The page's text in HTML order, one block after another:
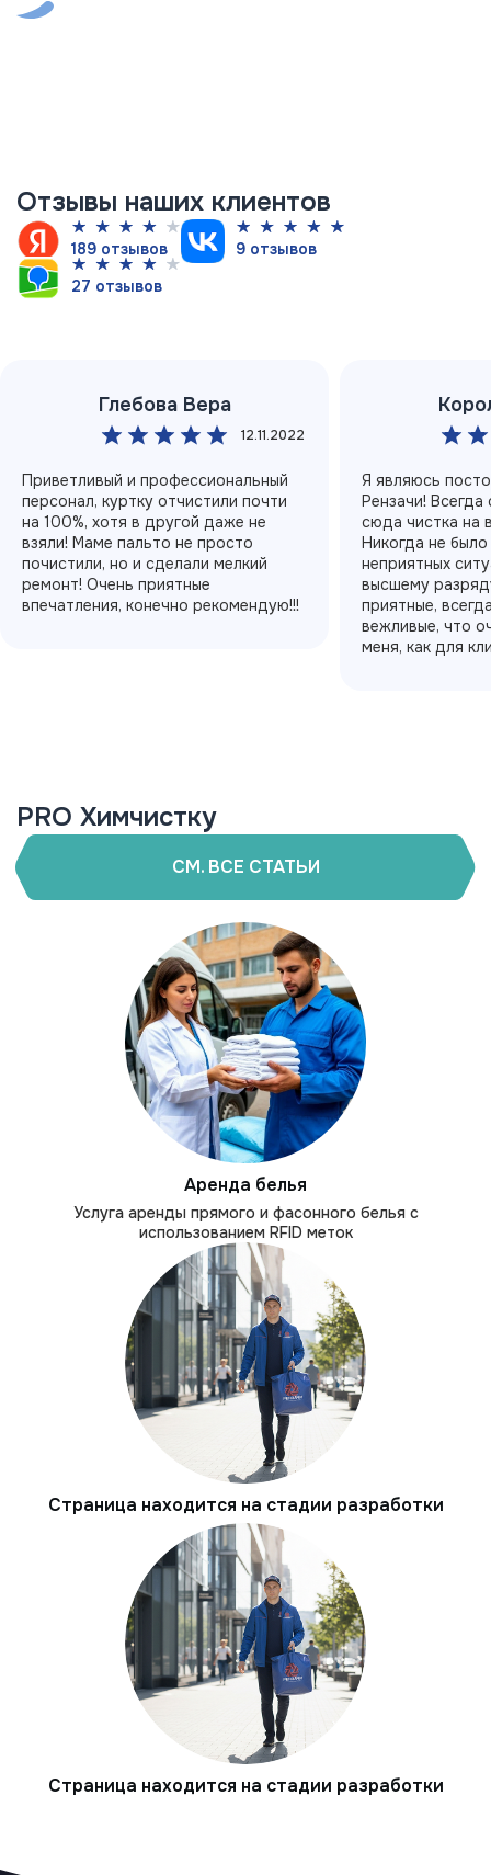
Отзывы наших клиентов
189 отзывов
9 отзывов
27 отзывов
Глебова Вера
12.11.2022
Приветливый и профессиональный
персонал, куртку отчистили почти
на 100%, хотя в другой даже не
взяли! Маме пальто не просто
почистили, но и сделали мелкий
ремонт! Очень приятные
впечатления, конечно рекомендую!!!
Я являюсь
Рензачи!
сюда чистка на
Никогда не
неприятных
высшему
приятные,
вежливые, что
меня, как для
PRO Химчистку
СМ. ВСЕ СТАТЬИ
Аренда белья
Услуга аренды прямого и фасонного белья с
использованием RFID меток
Страница находится на стадии разработки
Страница находится на стадии разработки